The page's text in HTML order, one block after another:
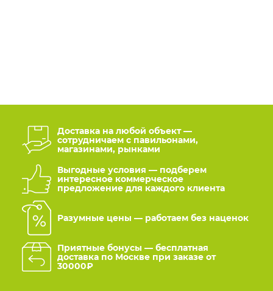
Доставка на любой объект —
сотрудничаем с павильонами,
магазинами, рынками
Выгодные условия — подберем
интересное коммерческое
предложение для каждого клиента
Разумные цены — работаем без наценок
Приятные бонусы — бесплатная
доставка по Москве при заказе от
30000₽